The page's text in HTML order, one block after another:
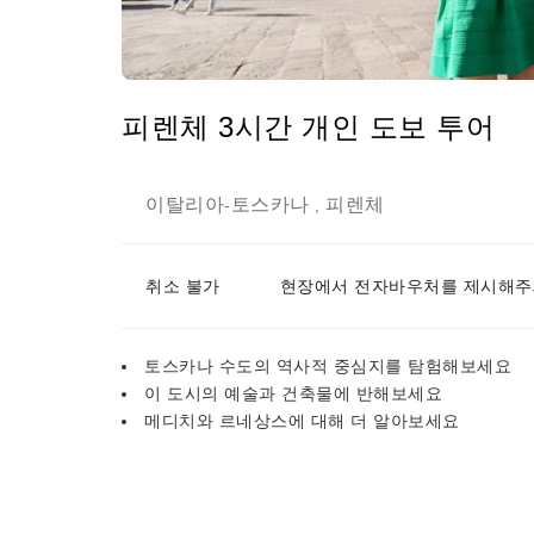
피렌체 3시간 개인 도보 투어
이탈리아- 토스카나 피렌체
취소 불가 현장에서 전자바우처를 제시해
토스카나 수도의 역사적 중심지를 탐험해보세요
이 도시의 예술과 건축물에 반해보세요
메디치와 르네상스에 대해 더 알아보세요